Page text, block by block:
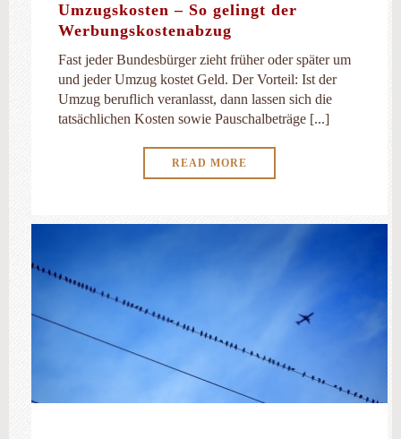
Umzugskosten – So gelingt der
Werbungskostenabzug
Fast jeder Bundesbürger zieht früher oder später um
und jeder Umzug kostet Geld. Der Vorteil: Ist der
Umzug beruflich veranlasst, dann lassen sich die
tatsächlichen Kosten sowie Pauschalbeträge [...]
READ MORE